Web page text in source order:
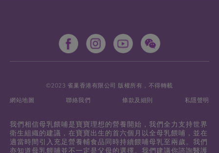
©2023 雀巢香港有限公司 版權所有，不得轉載
網站地圖
聯絡我們 條款及細則 私隱聲明
我們相信母乳餵哺是寶寶理想的營養開始，我們全力支持世界
衛生組織的建議，在寶寶出生的首六個月以全母乳餵哺，並在
適當時間引入充足營養輔食品同時持續餵哺母乳至兩歲。我們
亦知道母乳餵哺並不一定是父母的選擇。我們建議你諮詢醫護